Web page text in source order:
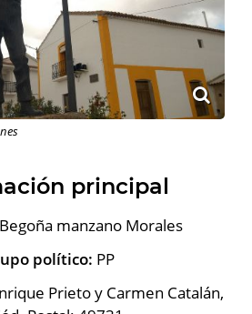
principal
Begoña manzano Morales
político: PP
Prieto y Carmen Catalán,